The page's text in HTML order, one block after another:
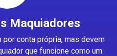
Maquiadores
por conta própria, mas devem
que funcione como um